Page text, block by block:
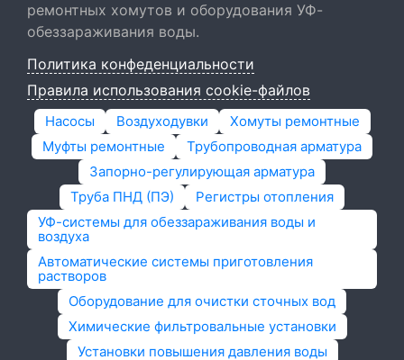
ремонтных хомутов и оборудования УФ-
обеззараживания воды.
Политика конфеденциальности
Правила использования cookie-файлов
Насосы Воздуходувки
Хомуты ремонтные
Муфты ремонтные
Трубопроводная арматура
Запорно-регулирующая арматура
Труба ПНД (ПЭ)
Регистры отопления
УФ-системы для обеззараживания воды и
воздуха
Автоматические системы приготовления
растворов
Оборудование для очистки сточных вод
Химические фильтровальные установки
Установки повышения давления воды